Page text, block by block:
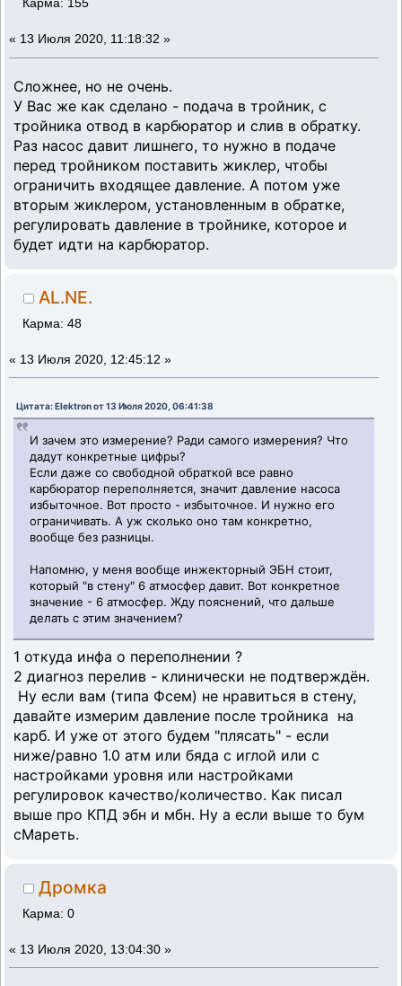
Карма: 155
« 13 Июля 2020, 11:18:32 »
Сложнее, но не очень.
У Вас же как сделано - подача в тройник, с
тройника отвод в карбюратор и слив в обратку.
Раз насос давит лишнего, то нужно в подаче
перед тройником поставить жиклер, чтобы
ограничить входящее давление. А потом уже
вторым жиклером, установленным в обратке,
регулировать давление в тройнике, которое и
будет идти на карбюратор.
AL.NE.
Карма: 48
« 13 Июля 2020, 12:45:12 »
Цитата: Elektron от 13 Июля 2020, 06:41:38
И зачем это измерение? Ради самого измерения? Что
дадут конкретные цифры?
Если даже со свободной обраткой все равно
карбюратор переполняется, значит давление насоса
избыточное. Вот просто - избыточное. И нужно его
ограничивать. А уж сколько оно там конкретно,
вообще без разницы.
Напомню, у меня вообще инжекторный ЭБН стоит,
который "в стену" 6 атмосфер давит. Вот конкретное
значение - 6 атмосфер. Жду пояснений, что дальше
делать с этим значением?
1 откуда инфа о переполнении ?
2 диагноз перелив - клинически не подтверждён.
Ну если вам (типа Фсем) не нравиться в стену,
давайте измерим давление после тройника на
карб. И уже от этого будем "плясать" - если
ниже/равно 1.0 атм или бяда с иглой или с
настройками уровня или настройками
регулировок качество/количество. Как писал
выше про КПД эбн и мбн. Ну а если выше то бум
сМареть.
Дромка
Карма: 0
« 13 Июля 2020, 13:04:30 »